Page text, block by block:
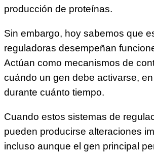
producción de proteínas.
Sin embargo, hoy sabemos que
reguladoras desempeñan
Actúan como mecanismos de
cuándo un gen debe activarse,
durante cuánto tiempo.
Cuando estos sistemas de
pueden producirse alteraciones
incluso aunque el gen principal